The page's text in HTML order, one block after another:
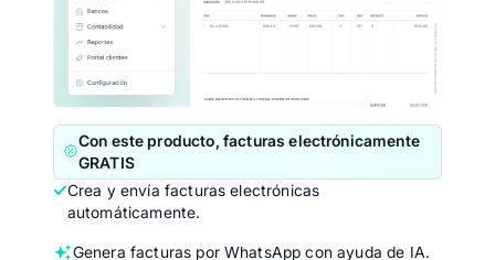
Con este producto, facturas electrónicamente
GRATIS
Crea y envía facturas electrónicas
automáticamente.
Genera facturas por WhatsApp con ayuda de IA.